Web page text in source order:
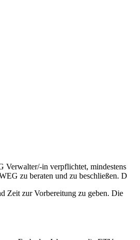
Verwalter/-in verpflichtet, mindestens
zu beraten und zu beschließen. D
Zeit zur Vorbereitung zu geben. Die